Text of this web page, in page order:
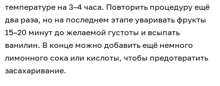
температуре на 3–4 часа. Повторить процедуру ещё
два раза, но на последнем этапе уваривать фрукты
15–20 минут до желаемой густоты и всыпать
ванилин. В конце можно добавить ещё немного
лимонного сока или кислоты, чтобы предотвратить
засахаривание.